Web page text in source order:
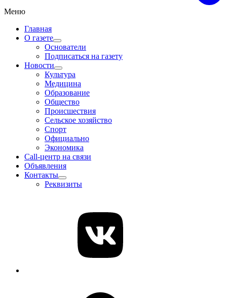
Меню
Главная
О газете
Основатели
Подписаться на газету
Новости
Культура
Медицина
Образование
Общество
Происшествия
Сельское хозяйство
Спорт
Официально
Экономика
Call-центр на связи
Объявления
Контакты
Реквизиты